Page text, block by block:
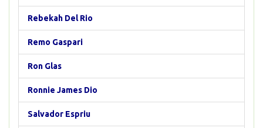
Rebekah Del Rio
Remo Gaspari
Ron Glas
Ronnie James Dio
Salvador Espriu